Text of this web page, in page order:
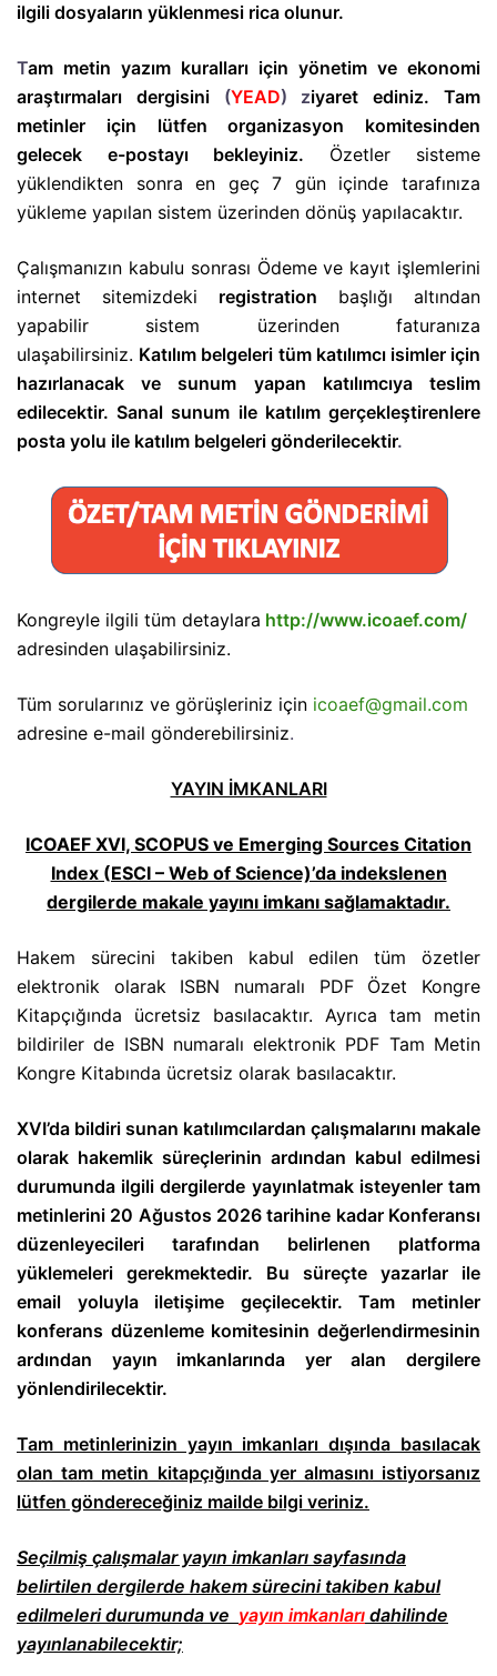
ilgili dosyaların yüklenmesi rica olunur.
Tam metin yazım kuralları için yönetim ve ekonomi
araştırmaları dergisini(YEAD) ziyaret ediniz. Tam
metinler için lütfen organizasyon komitesinden
gelecek e-postayı bekleyiniz. Özetler sisteme
yüklendikten sonra en geç 7 gün içinde tarafınıza
yükleme yapılan sistem üzerinden dönüş yapılacaktır.
Çalışmanızın kabulu sonrası Ödeme ve kayıt işlemlerini
internet sitemizdeki registration başlığı altından
yapabilir sistem üzerinden faturanıza
ulaşabilirsiniz. Katılım belgeleri tüm katılımcı isimler için
hazırlanacak ve sunum yapan katılımcıya teslim
edilecektir. Sanal sunum ile katılım gerçekleştirenlere
posta yolu ile katılım belgeleri gönderilecektir.
Kongreyle ilgili tüm detaylara http://www.icoaef.com/
adresinden ulaşabilirsiniz.
Tüm sorularınız ve görüşleriniz için icoaef@gmail.com
adresine e-mail gönderebilirsiniz.
YAYIN İMKANLARI
ICOAEF XVI, SCOPUS ve Emerging Sources Citation
Index (ESCI – Web of Science)’da indekslenen
dergilerde makale yayını imkanı sağlamaktadır.
Hakem sürecini takiben kabul edilen tüm özetler
elektronik olarak ISBN numaralı PDF Özet Kongre
Kitapçığında ücretsiz basılacaktır. Ayrıca tam metin
bildiriler de ISBN numaralı elektronik PDF Tam Metin
Kongre Kitabında ücretsiz olarak basılacaktır.
XVI’da bildiri sunan katılımcılardan çalışmalarını makale
olarak hakemlik süreçlerinin ardından kabul edilmesi
durumunda ilgili dergilerde yayınlatmak isteyenler tam
metinlerini 20 Ağustos 2026 tarihine kadar Konferansı
düzenleyecileri tarafından belirlenen platforma
yüklemeleri gerekmektedir. Bu süreçte yazarlar ile
email yoluyla iletişime geçilecektir.Tam metinler
konferans düzenleme komitesinin değerlendirmesinin
ardından yayın imkanlarında yer alan dergilere
yönlendirilecektir.
Tam metinlerinizin yayın imkanları dışında basılacak
olan tam metin kitapçığında yer almasını istiyorsanız
lütfen göndereceğiniz mailde bilgi veriniz.
Seçilmiş çalışmalar yayın imkanları sayfasında
belirtilen dergilerde hakem sürecini takiben kabul
edilmeleri durumunda ve yayın imkanları dahilinde
yayınlanabilecektir;